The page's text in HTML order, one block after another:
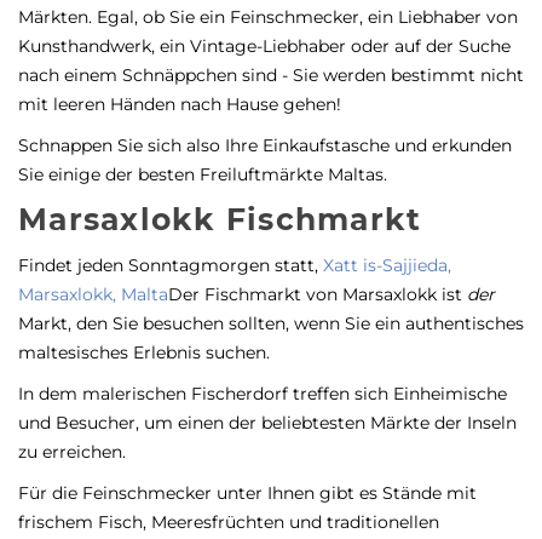
Märkten. Egal, ob Sie ein Feinschmecker, ein Liebhaber von
Kunsthandwerk, ein Vintage-Liebhaber oder auf der Suche
nach einem Schnäppchen sind - Sie werden bestimmt nicht
mit leeren Händen nach Hause gehen!
Schnappen Sie sich also Ihre Einkaufstasche und erkunden
Sie einige der besten Freiluftmärkte Maltas.
Marsaxlokk Fischmarkt
Findet jeden Sonntagmorgen statt, Xatt is-Sajjieda,
Marsaxlokk, MaltaDer Fischmarkt von Marsaxlokk ist der
Markt, den Sie besuchen sollten, wenn Sie ein authentisches
maltesisches Erlebnis suchen.
In dem malerischen Fischerdorf treffen sich Einheimische
und Besucher, um einen der beliebtesten Märkte der Inseln
zu erreichen.
Für die Feinschmecker unter Ihnen gibt es Stände mit
frischem Fisch, Meeresfrüchten und traditionellen